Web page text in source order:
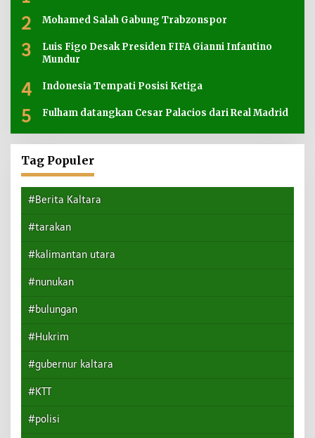
2 Mohamed Salah Gabung Trabzonspor
3
Luis Figo Desak Presiden FIFA Gianni Infantino
Mundur
4 Indonesia Tempati Posisi Ketiga
5 Fulham datangkan Cesar Palacios dari Real Madrid
Tag Populer
#Berita Kaltara
#tarakan
#kalimantan utara
#nunukan
#bulungan
#Hukrim
#gubernur kaltara
#KTT
#polisi